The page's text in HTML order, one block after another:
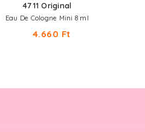
4711 Original
Eau De Cologne Mini 8 ml
4.660 Ft